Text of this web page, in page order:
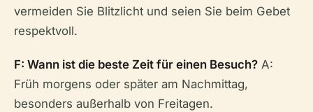
vermeiden Sie Blitzlicht und seien Sie beim Gebet
respektvoll.
F: Wann ist die beste Zeit für einen Besuch? A:
Früh morgens oder später am Nachmittag,
besonders außerhalb von Freitagen.